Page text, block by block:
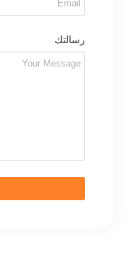
رسالتك